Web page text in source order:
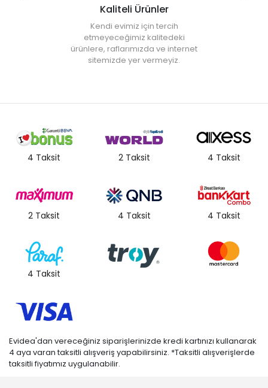
Kaliteli Ürünler
Kendi evimiz için tercih
etmeyeceğimiz kalitedeki
ürünlere, raflarımızda ve internet
sitemizde yer vermeyiz.
4 Taksit 2 Taksit 4 Taksit
2 Taksit 4 Taksit 4 Taksit
4 Taksit
Evidea'dan vereceğiniz siparişlerinizde kredi kartınızı kullanarak
4 aya varan taksitli alışveriş yapabilirsiniz. *Taksitli alışverişlerde
taksitli fiyatımız uygulanabilir.